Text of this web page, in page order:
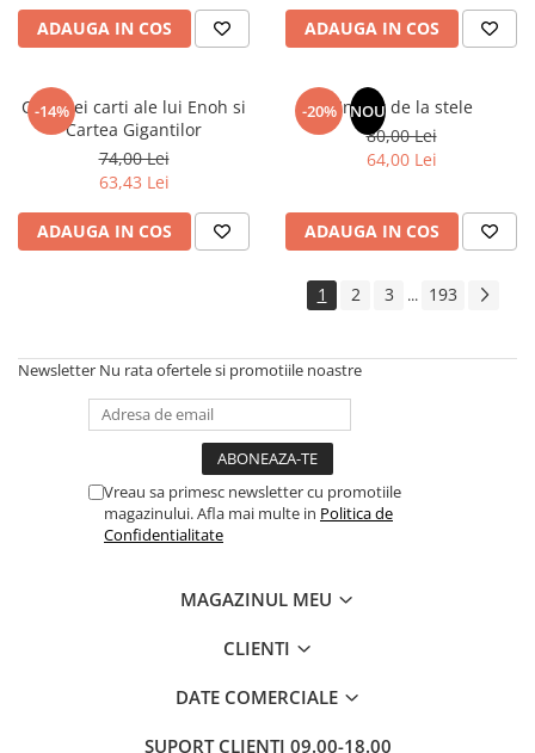
Coperti, Mape, Etichete
Ghiozdane si Penare scolare
Instrumente si Truse Geometrie
Seturi scolare
Calculator
Consumabile & Accesorii
Cadouri
Literatura Romana
Literatura Universala
Carte Prescolara, Joc
Carti cartonate
ADAUGA IN COS ADAUGA IN COS
-14%
Cele trei carti ale lui Enoh si
Cartea Gigantilor
74,00 Lei
63,43 Lei
ADAUGA IN COS
-20% NOU
Un dar de la stele
80,00 Lei
64,00 Lei
ADAUGA IN COS
1 2 3 ... 193
Newsletter Nu rata ofertele si promotiile noastre
Vreau sa primesc newsletter cu promotiile
magazinului. Afla mai multe in Politica de
Confidentialitate
MAGAZINUL MEU
CLIENTI
DATE COMERCIALE
SUPORT CLIENTI 09.00-18.00